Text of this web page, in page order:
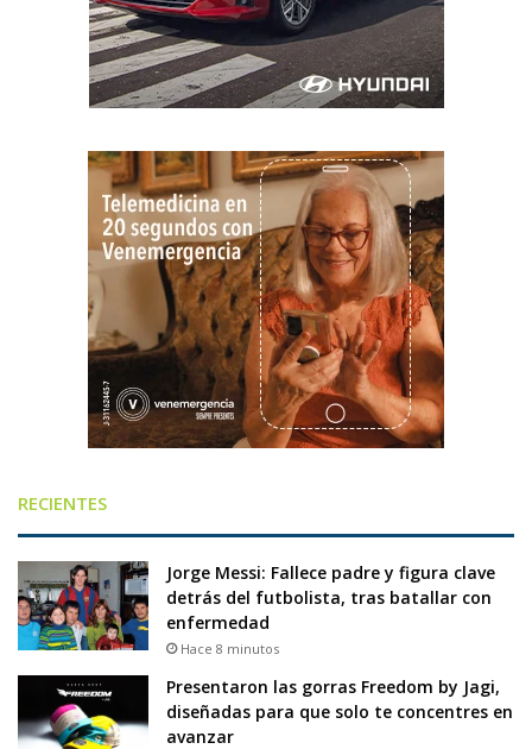
RECIENTES
Jorge Messi: Fallece padre y figura clave
detrás del futbolista, tras batallar con
enfermedad
Hace 8 minutos
Presentaron las gorras Freedom by Jagi,
diseñadas para que solo te concentres en
avanzar